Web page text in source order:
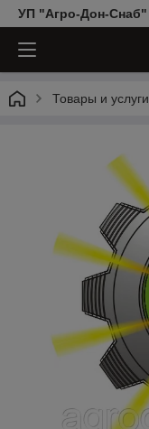
УП "Агро-Дон-Снаб"
Товары и услуги